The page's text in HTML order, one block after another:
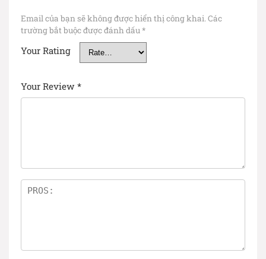
Email của bạn sẽ không được hiển thị công khai. Các
trường bắt buộc được đánh dấu *
Your Rating
Your Review *